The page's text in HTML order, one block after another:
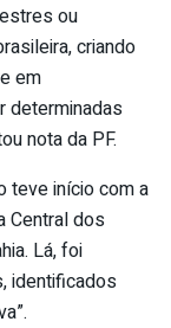
ou
criando
em
determinadas
nota da PF.
teve início com a
Central dos
Lá, foi
identificados